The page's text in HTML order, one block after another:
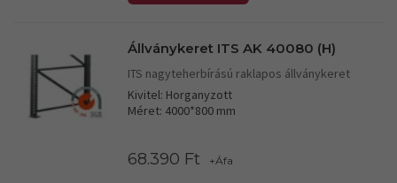
Állványkeret ITS AK 40080 (H)
ITS nagyteherbírású raklapos állványkeret
Kivitel: Horganyzott
Méret: 4000*800 mm
68.390 Ft +Áfa